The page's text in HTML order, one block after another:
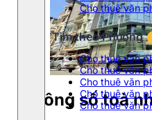
Cho thuê văn
Tìm theo Phường
Cho thuê văn
Cho thuê văn
Cho thuê văn
Cho thuê văn
Cho thuê văn
Thông số toà